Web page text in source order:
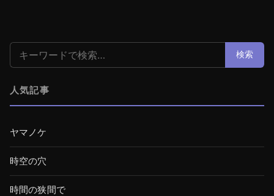
検索: 検索
人気記事
ヤマノケ
時空の穴
時間の狭間で